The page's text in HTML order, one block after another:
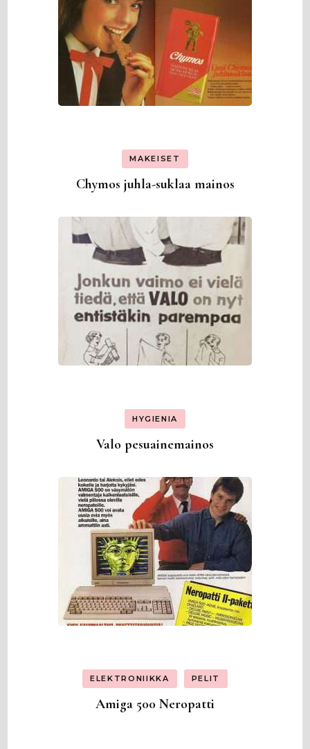
MAKEISET
Chymos juhla-suklaa mainos
HYGIENIA
Valo pesuainemainos
ELEKTRONIIKKA PELIT
Amiga 500 Neropatti